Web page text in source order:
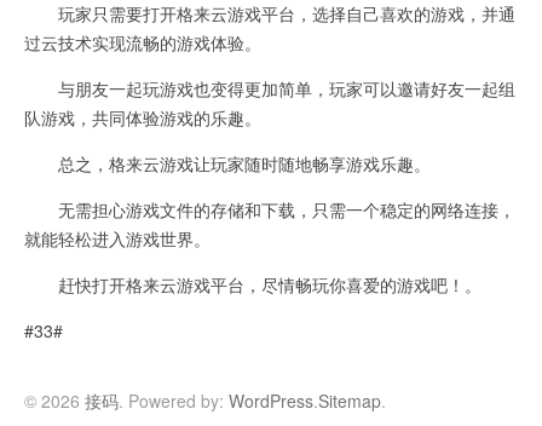
玩家只需要打开格来云游戏平台，选择自己喜欢的游戏，并通
过云技术实现流畅的游戏体验。
与朋友一起玩游戏也变得更加简单，玩家可以邀请好友一起组
队游戏，共同体验游戏的乐趣。
总之，格来云游戏让玩家随时随地畅享游戏乐趣。
无需担心游戏文件的存储和下载，只需一个稳定的网络连接，
就能轻松进入游戏世界。
赶快打开格来云游戏平台，尽情畅玩你喜爱的游戏吧！。
#33#
© 2026 接码. Powered by: WordPress.Sitemap.